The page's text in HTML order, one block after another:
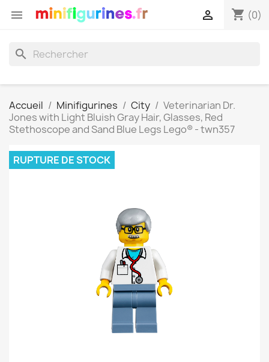
 shopping_cart (0)

search
Accueil Minifigurines City
Veterinarian Dr.
Jones with Light Bluish Gray Hair, Glasses, Red
Stethoscope and Sand Blue Legs Lego® - twn357
RUPTURE DE STOCK